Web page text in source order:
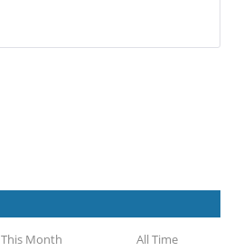
This Month All Time